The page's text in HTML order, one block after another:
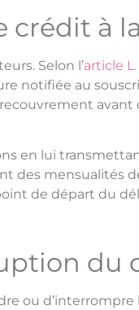
crédit à
Selon l’article
notifiée au
en lui
des mensualités
de départ du
du
d’interrompre